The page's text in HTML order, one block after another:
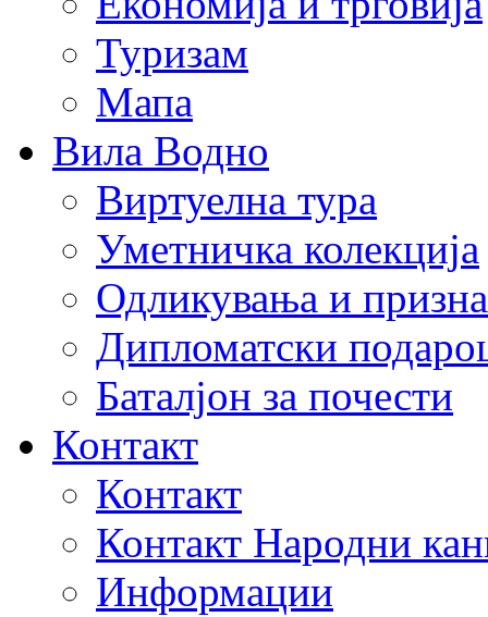
Туризам
Мапа
Вила Водно
Виртуелна тура
Уметничка колекција
Одликувања и
Дипломатски
Баталјон за почести
Контакт
Контакт
Контакт Народни
Информации